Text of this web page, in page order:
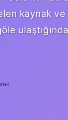
kaynak